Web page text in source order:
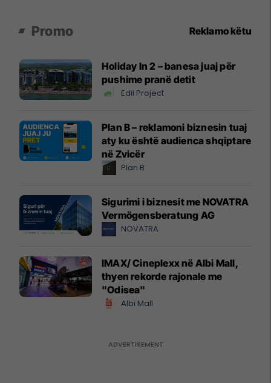
Promo Reklamo këtu
Holiday In 2 – banesa juaj për
pushime pranë detit
Edil Project
Plan B – reklamoni biznesin tuaj
aty ku është audienca shqiptare
në Zvicër
Plan B
Sigurimi i biznesit me NOVATRA
Vermögensberatung AG
NOVATRA
IMAX/ Cineplexx në Albi Mall,
thyen rekorde rajonale me
"Odisea"
Albi Mall